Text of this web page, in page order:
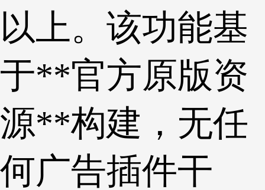
以上。该功能基
于**官方原版资
源**构建，无任
何广告插件干